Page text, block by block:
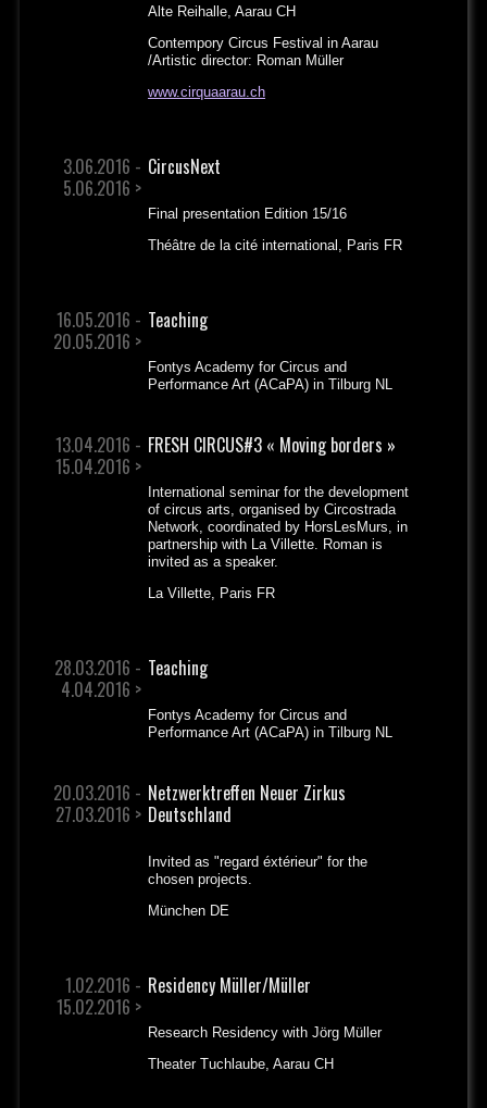
Alte Reihalle, Aarau CH
Contempory Circus Festival in Aarau
/Artistic director: Roman Müller
www.cirquaarau.ch
3.06.2016 -
5.06.2016 >
CircusNext
Final presentation Edition 15/16
Théâtre de la cité international, Paris FR
16.05.2016 -
20.05.2016 >
Teaching
Fontys Academy for Circus and
Performance Art (ACaPA) in Tilburg NL
13.04.2016 -
15.04.2016 >
FRESH CIRCUS#3 « Moving borders »
International seminar for the development
of circus arts, organised by Circostrada
Network, coordinated by HorsLesMurs, in
partnership with La Villette. Roman is
invited as a speaker.
La Villette, Paris FR
28.03.2016 -
4.04.2016 >
Teaching
Fontys Academy for Circus and
Performance Art (ACaPA) in Tilburg NL
20.03.2016 -
27.03.2016 >
Netzwerktreffen Neuer Zirkus
Deutschland
Invited as "regard éxtérieur" for the
chosen projects.
München DE
1.02.2016 -
15.02.2016 >
Residency Müller/Müller
Research Residency with Jörg Müller
Theater Tuchlaube, Aarau CH